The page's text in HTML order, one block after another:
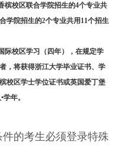
槟校区联合学院招生的4个专业共
学院招生的2个专业共用 11个招生
际校区学习（四年），在规定学
，将获得浙江大学毕业证书、学
校区学士学位证书或英国爱丁堡
学年。
的考生必须登录特殊